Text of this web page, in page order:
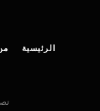
الرئيسية